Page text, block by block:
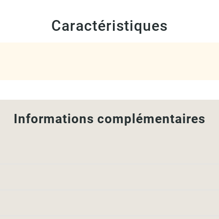
Caractéristiques
Informations complémentaires